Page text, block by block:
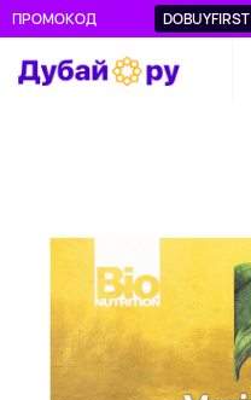
ПРОМОКОД DOBUYFIRST